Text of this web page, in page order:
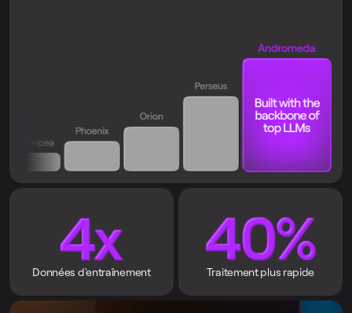
Données d'entraînement Traitement plus rapide